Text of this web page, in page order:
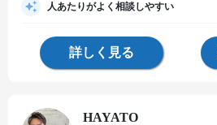
人あたりがよく相談しやすい
詳しく見る
HAYATO